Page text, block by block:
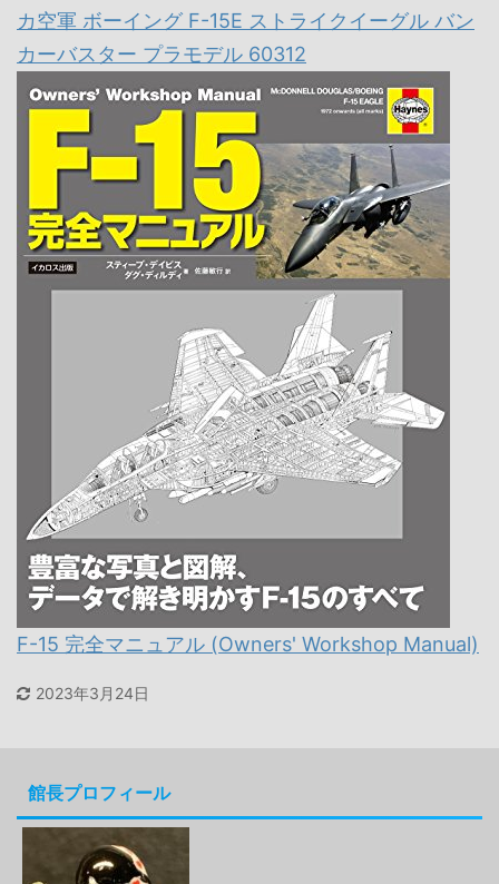
カ空軍 ボーイング F-15E ストライクイーグル バン
カーバスター プラモデル 60312
F-15 完全マニュアル (Owners' Workshop Manual)
2023年3月24日
館長プロフィール